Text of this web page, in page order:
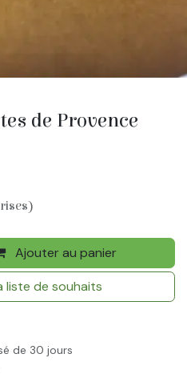
de Provence
Ajouter au panier
liste de souhaits
de 30 jours